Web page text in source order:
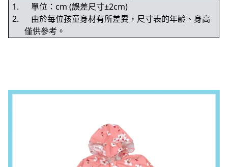
1.
單位：cm (誤差尺寸±2cm)
2.
由於每位孩童身材有所差異，尺寸表的年齡、身高
僅供參考。